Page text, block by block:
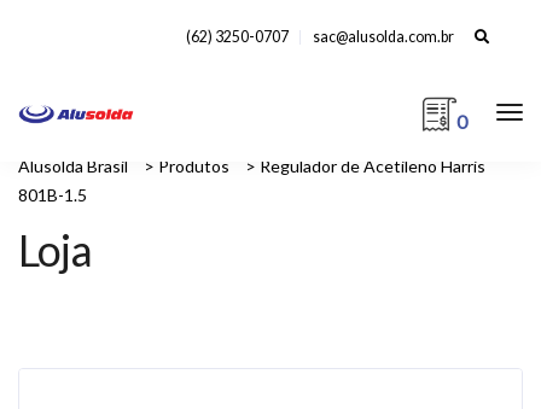
Search
(62) 3250-0707 sac@alusolda.com.br
0
Alusolda Brasil > Produtos > Regulador de Acetileno Harris
801B-1.5
Loja